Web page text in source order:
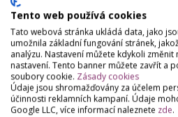
Kosmetika, nehtové
japonské
18.00,SO-DLE
Studio Nice
Českobratrská 7 ,
V salónu nabídneme
Tento web používá cookies
Tato webová stránka ukládá data, jako
umožnila základní fungování stránek,
analýzu. Nastavení můžete kdykoli
nastavení. Tento banner můžete zavřít a
soubory cookie. Zásady cookies
Údaje jsou shromažďovány za účelem
účinnosti reklamních kampaní. Údaje
Google LLC, více informací naleznete zde.